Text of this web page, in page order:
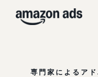
専門家によるアド